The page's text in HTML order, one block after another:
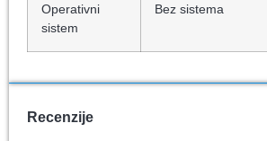
Operativni
sistem
Bez sistema
Recenzije